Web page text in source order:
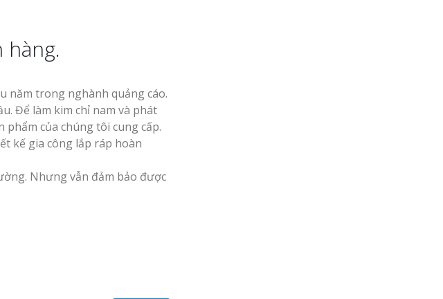
hàng.
năm trong nghành quảng cáo.
Để làm kim chỉ nam và phát
phẩm của chúng tôi cung cấp.
kế gia công lắp ráp hoàn
Nhưng vẫn đảm bảo được